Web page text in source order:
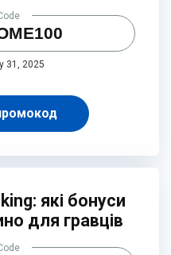
31, 2025
які бонуси
для гравців